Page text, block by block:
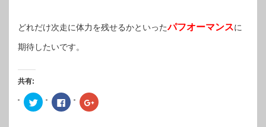
どれだけ次走に体力を残せるかといったパフオーマンスに
期待したいです。
共有:
ク
リ
Facebook
で
ク
リ